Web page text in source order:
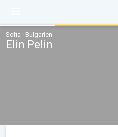
Sofia · Bulgarien
Elin Pelin